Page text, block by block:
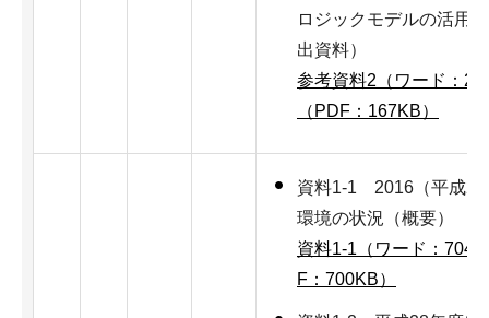
ロジックモデルの活用
出資料）
参考資料2（ワード：
（PDF：167KB）
資料1-1 2016（平成
環境の状況（概要）
資料1-1（ワード：
F：700KB）